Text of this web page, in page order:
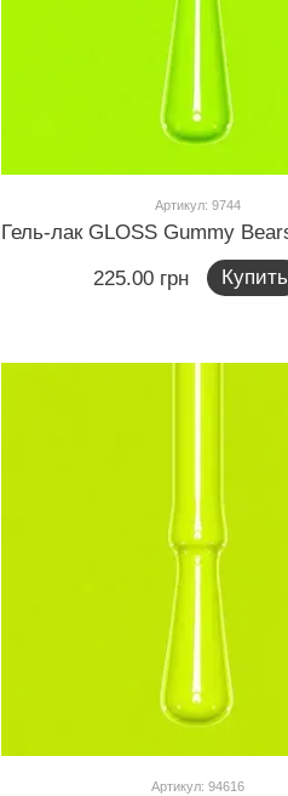
Артикул: 9744
225.00 грн
Купить
Артикул: 94616